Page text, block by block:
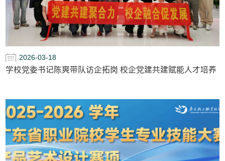
2026-03-18
学校党委书记陈爽带队访企拓岗 校企党建共建赋能人才培养